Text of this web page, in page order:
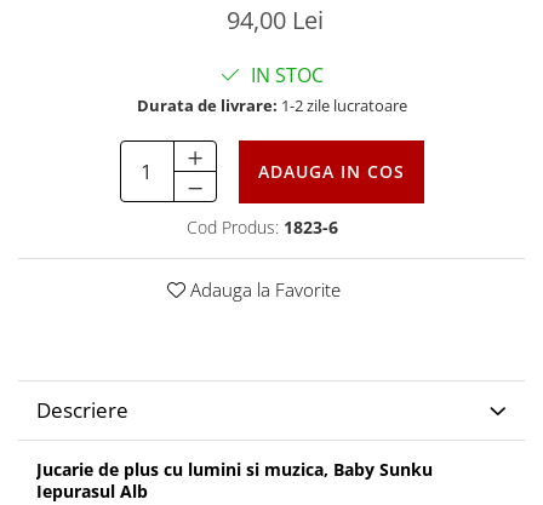
94,00 Lei
IN STOC
Durata de livrare: 1-2 zile lucratoare
ADAUGA IN COS
Cod Produs: 1823-6
Adauga la Favorite
Descriere
Jucarie de plus cu lumini si muzica, Baby Sunku
Iepurasul Alb